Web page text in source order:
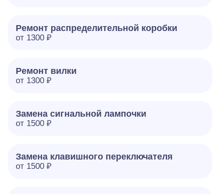
Ремонт распределительной коробки
от 1300 ₽
Ремонт вилки
от 1300 ₽
Замена сигнальной лампочки
от 1500 ₽
Замена клавишного переключателя
от 1500 ₽